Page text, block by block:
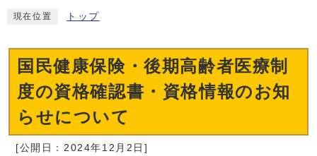
現在位置 トップ
国民健康保険・後期高齢者医療制
度の資格確認書・資格情報のお知
らせについて
[公開日：2024年12月2日]